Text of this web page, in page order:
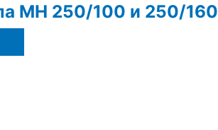
МН 250/100 и 250/160